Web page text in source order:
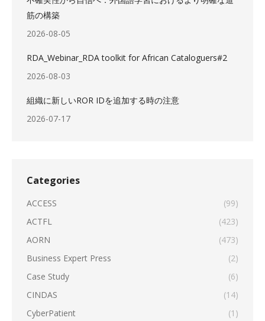
筋の構築
2026-08-05
RDA_Webinar_RDA toolkit for African Cataloguers#2
2026-08-03
組織に新しいROR IDを追加する時の注意
2026-07-17
Categories
ACCESS
(99)
ACTFL
(423)
AORN
(473)
Business Expert Press
(2)
Case Study
(6)
CINDAS
(14)
CyberPatient
(1)